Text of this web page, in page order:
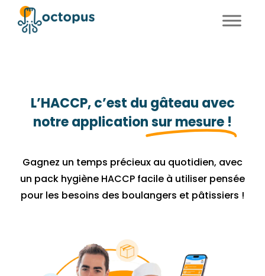
L’HACCP, c’est du gâteau avec
notre applicationsur mesure !
Gagnez un temps précieux au quotidien, avec
un pack hygiène HACCP facile à utiliser pensée
pour les besoins des boulangers et pâtissiers !